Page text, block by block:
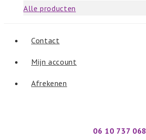
Alle producten
Contact
Mijn account
Afrekenen
06 10 737 068